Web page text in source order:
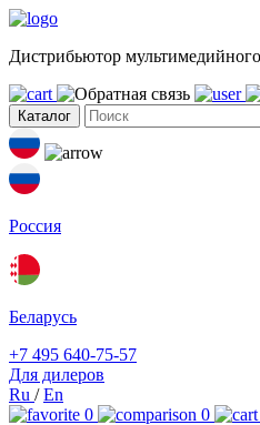
Дистрибьютор
Каталог
Россия
Беларусь
+7 495 640-75-57
Для дилеров
Ru /En
0
0